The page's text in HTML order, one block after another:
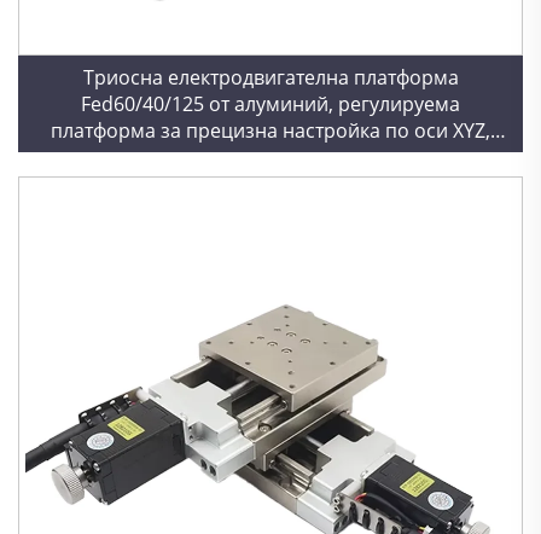
Триосна електродвигателна платформа
Fed60/40/125 от алуминий, регулируема
платформа за прецизна настройка по оси XYZ,
оптична плъзгаща се маса